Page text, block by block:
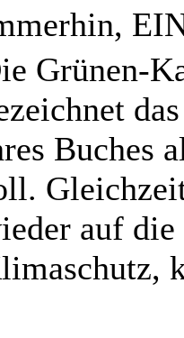
Grünen-
Buches
auf die